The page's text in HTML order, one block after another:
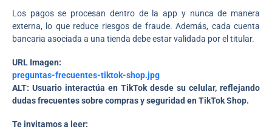
Los pagos se procesan dentro de la app y nunca de manera
externa, lo que reduce riesgos de fraude. Además, cada cuenta
bancaria asociada a una tienda debe estar validada por el titular.
URL Imagen:
preguntas-frecuentes-tiktok-shop.jpg
ALT: Usuario interactúa en TikTok desde su celular, reflejando
dudas frecuentes sobre compras y seguridad en TikTok Shop.
Te invitamos a leer: